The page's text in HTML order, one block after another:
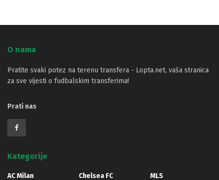
O nama
Pratite svaki potez na terenu transfera - Lopta.net, vaša stranica
za sve vijesti o fudbalskim transferima!
Prati nas
Kategorije
AC Milan
Chelsea FC
MLS